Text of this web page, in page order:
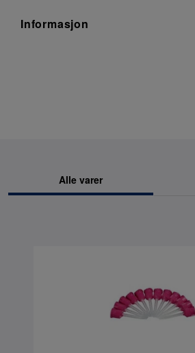
Informasjon
Alle varer